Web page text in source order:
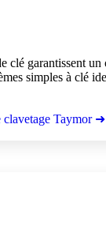
clé garantissent un
simples à clé
clavetage Taymor ➜